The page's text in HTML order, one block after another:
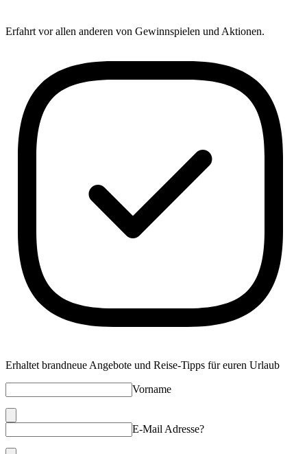
Erfahrt vor allen anderen von Gewinnspielen und Aktionen.
Erhaltet brandneue Angebote und Reise-Tipps für euren Urlaub
Vorname
E-Mail Adresse?